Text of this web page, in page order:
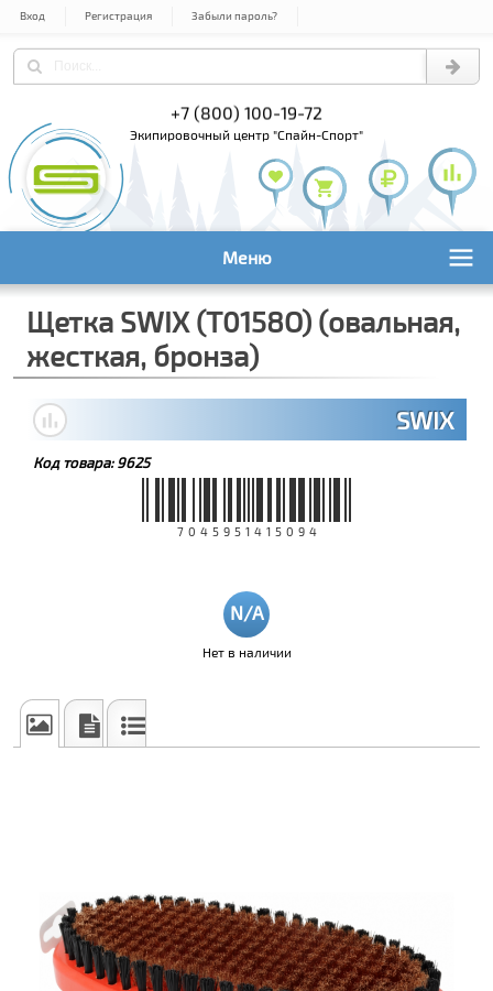
Вход Регистрация Забыли пароль?
+7 (800) 100-19-72
экипировочный центр "Спайн-Спорт"
Меню
Щетка SWIX (T0158O) (овальная,
жесткая, бронза)
SWIX
Код товара: 9625
7045951415094
Нет в наличии